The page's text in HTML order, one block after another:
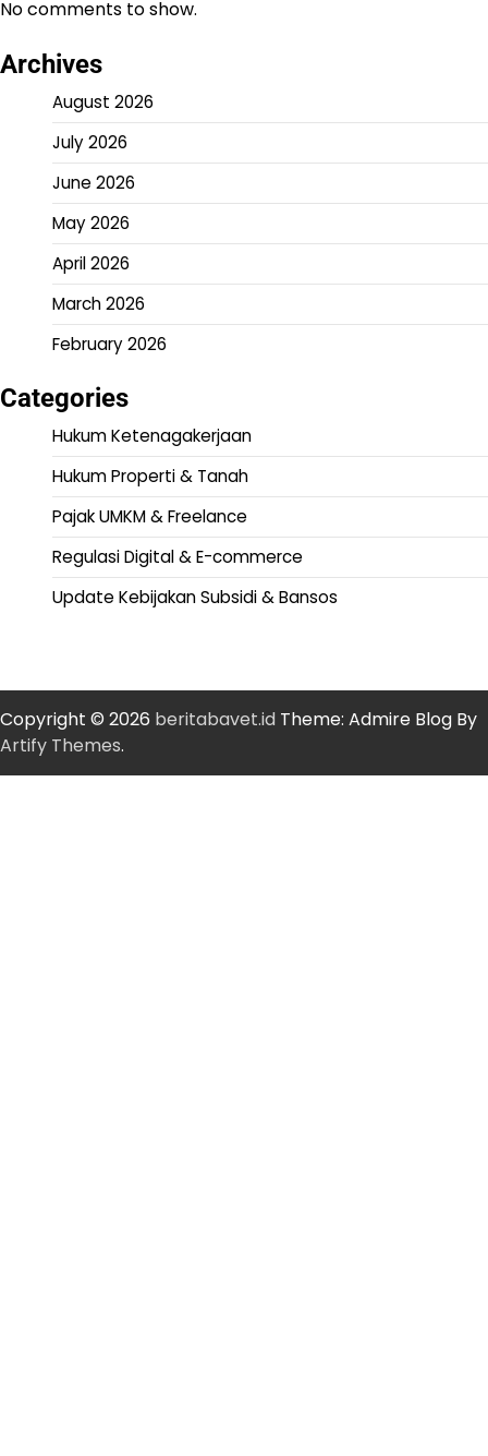
No comments to show.
Archives
August 2026
July 2026
June 2026
May 2026
April 2026
March 2026
February 2026
Categories
Hukum Ketenagakerjaan
Hukum Properti & Tanah
Pajak UMKM & Freelance
Regulasi Digital & E-commerce
Update Kebijakan Subsidi & Bansos
Copyright © 2026 beritabavet.id Theme: Admire Blog By
Artify Themes.